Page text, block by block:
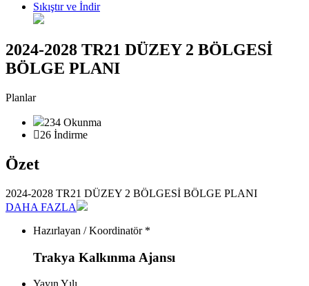
Sıkıştır ve İndir
2024-2028 TR21 DÜZEY 2 BÖLGESİ
BÖLGE PLANI
Planlar
234 Okunma
26 İndirme
Özet
2024-2028 TR21 DÜZEY 2 BÖLGESİ BÖLGE PLANI
DAHA FAZLA
Hazırlayan / Koordinatör *
Trakya Kalkınma Ajansı